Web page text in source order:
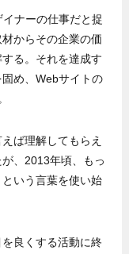
ナーの仕事だと捉
からその企業の価
る。それを達成す
め、Webサイトの
ば理解してもらえ
、2013年頃、もっ
いう言葉を使い始
良くする活動に終